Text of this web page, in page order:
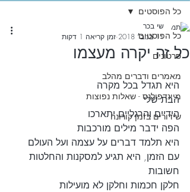
כל הפוסטים
סרטונים
מאמרים ודברים מהלב
מיינדפולנס - שאלות נפוצות
שידורים בזמן קורונה
כל הפוסטים
כל זה יקרה מעצמו
שי בכר
11 בנוב׳ 2018
זמן קריאה 1 דקות
היא תגדל בכל מקרה
הבת שלי
הידיים והרגליים יתארכו
הפה ידבר מילים מורכבות
היא תלמד דברים על עצמה ועל העולם
עם הזמן, היא תגיע למסקנות והחלטות
חשובות
חלקן חכמות וחלקן לא מועילות